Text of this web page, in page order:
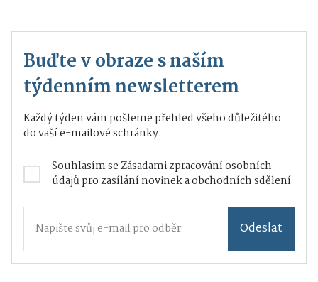
Buďte v obraze s naším
týdenním newsletterem
Každý týden vám pošleme přehled všeho důležitého
do vaší e-mailové schránky.
Souhlasím seZásadami zpracování osobních
údajůpro zasílání novinek a obchodních sdělení
Odeslat